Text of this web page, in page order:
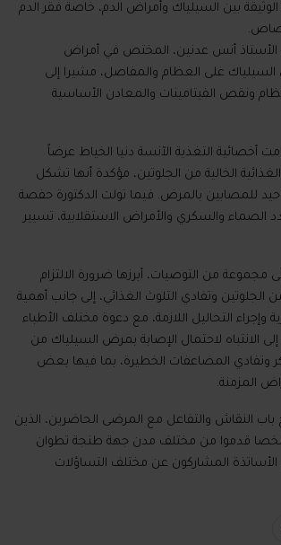
بين السيلياك وأمراض الدم، خاصة فقر الدم
أنس عدنين، المختص في أمراض
السيلياك على العظام والمفاصل، مشيرا إلى
ونقص الفيتامينات والمعادن الأساسية
أخصائية التغذية الآنسة دنيا الخياط عرضاً
الخالية من الجلوتين، مؤكدة أنها تشكل
للمصابين بالمرض. فيما تولت الدكتورة حفصة
الصماء والسكري والأمراض الاستقلابية، تسيير
من التوصيات، أبرزها ضرورة الالتزام
الجلوتين وتفادي التلوث الغذائي، إلى جانب أهمية
وإجراء التحاليل اللازمة، مع دعوة مختلف الأطباء
الانتباه لاحتمال الإصابة بمرض السيلياك من
وتفادي المضاعفات الخطيرة، بما فيها بعض
المزمنة.
باب النقاش والتفاعل مع المرضى الحاضرين، الذين
عددهم 550 شخصا قدموا من مختلف مدن جهة طنجة تطوان
المشاركون عن مختلف التساؤلات